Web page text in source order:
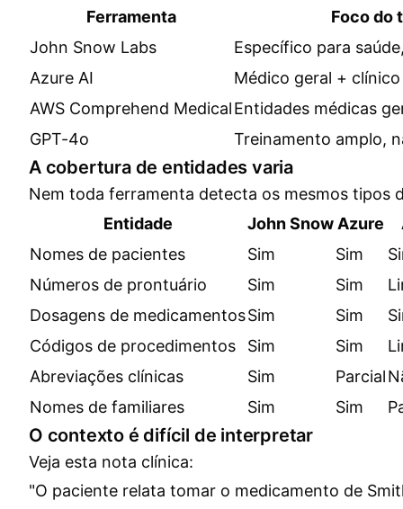
Ferramenta
Foco do
John Snow Labs
Específico para
Azure AI
Médico geral + clínico
AWS Comprehend MedicalEntidades médicas
GPT-4o
Treinamento amplo,
A cobertura de entidades varia
Nem toda ferramenta detecta os mesmos tipos
Entidade
John Snow Azure
Nomes de pacientes
Sim Sim
Números de prontuário
Sim Sim
Dosagens de medicamentosSim Sim
Códigos de procedimentos
Sim Sim
Abreviações clínicas
Sim Parcial
Nomes de familiares
Sim Sim
O contexto é difícil de interpretar
Veja esta nota clínica:
"O paciente relata tomar o medicamento de